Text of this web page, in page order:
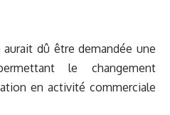
aurait dû être demandée une
le changement
en activité commerciale